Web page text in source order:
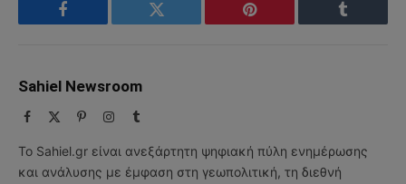
Facebook Twitter Pinterest Tumblr
Sahiel Newsroom
Facebook PinterestInstagram
Tumblr
Το Sahiel.gr είναι ανεξάρτητη ψηφιακή πύλη ενημέρωσης
και ανάλυσης με έμφαση στη γεωπολιτική, τη διεθνή